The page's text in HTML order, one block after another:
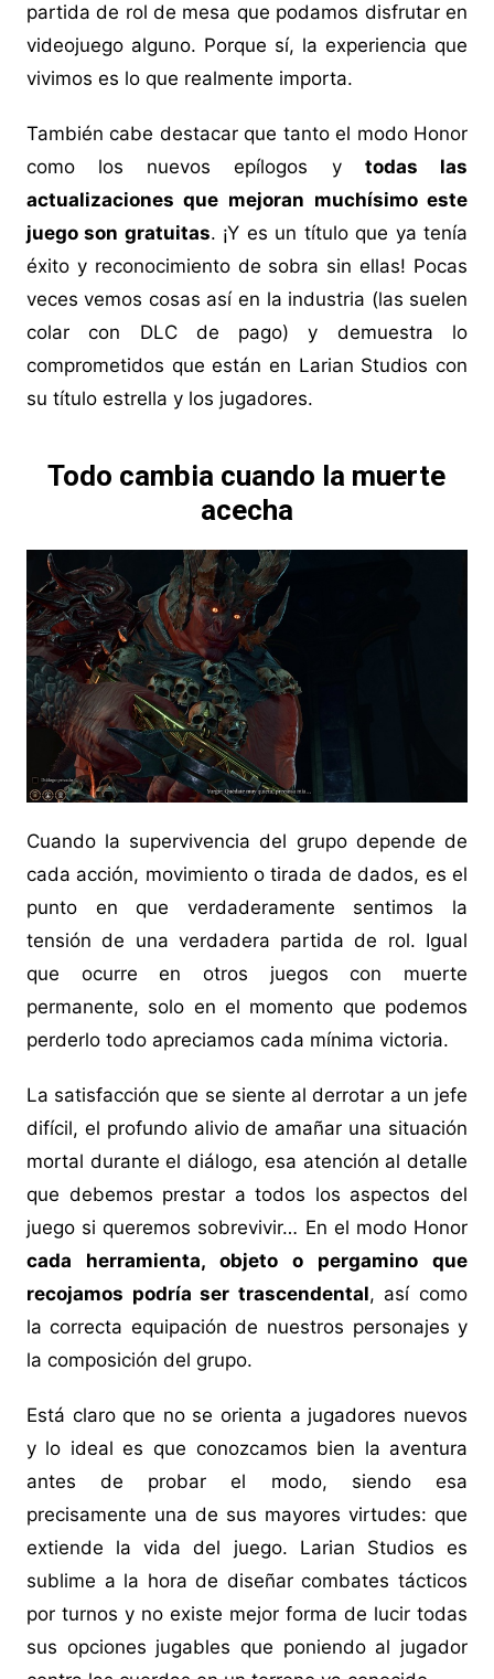
partida de rol de mesa que podamos disfrutar en
videojuego alguno. Porque sí, la experiencia que
vivimos es lo que realmente importa.
También cabe destacar que tanto el modo Honor
como los nuevos epílogos y todas las
actualizaciones que mejoran muchísimo este
juego son gratuitas. ¡Y es un título que ya tenía
éxito y reconocimiento de sobra sin ellas! Pocas
veces vemos cosas así en la industria (las suelen
colar con DLC de pago) y demuestra lo
comprometidos que están en Larian Studios con
su título estrella y los jugadores.
Todo cambia cuando la muerte
acecha
Cuando la supervivencia del grupo depende de
cada acción, movimiento o tirada de dados, es el
punto en que verdaderamente sentimos la
tensión de una verdadera partida de rol. Igual
que ocurre en otros juegos con muerte
permanente, solo en el momento que podemos
perderlo todo apreciamos cada mínima victoria.
La satisfacción que se siente al derrotar a un jefe
difícil, el profundo alivio de amañar una situación
mortal durante el diálogo, esa atención al detalle
que debemos prestar a todos los aspectos del
juego si queremos sobrevivir… En el modo Honor
cada herramienta, objeto o pergamino que
recojamos podría ser trascendental, así como
la correcta equipación de nuestros personajes y
la composición del grupo.
Está claro que no se orienta a jugadores nuevos
y lo ideal es que conozcamos bien la aventura
antes de probar el modo, siendo esa
precisamente una de sus mayores virtudes: que
extiende la vida del juego. Larian Studios es
sublime a la hora de diseñar combates tácticos
por turnos y no existe mejor forma de lucir todas
sus opciones jugables que poniendo al jugador